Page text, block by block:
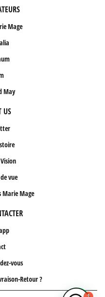
Mage
May
US
vue
Marie Mage
vous
Retour ?
1